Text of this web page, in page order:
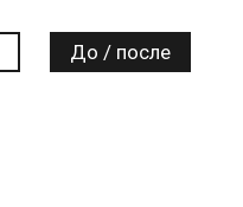
До / после